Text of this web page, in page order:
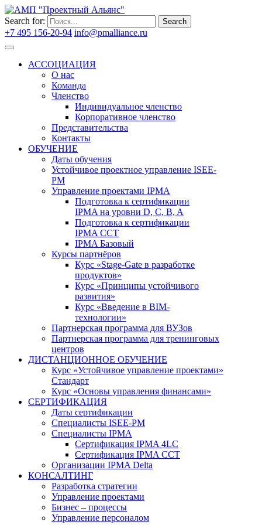
Search for: Search
+7 495 156-20-94 info@pmalliance.ru
АССОЦИАЦИЯ
О нас
Команда
Членство
Индивидуальное членство
Корпоративное членство
Представительства
Контакты
ОБУЧЕНИЕ
Даты обучения
Устойчивое проектное управление ISEE-
PM
Управление проектами IPMA
Подготовка к сертификации
IPMA на уровни D, C, B, A
Подготовка к сертификации
IPMA CCT
IPMA Базовый
Курсы партнёров
Курс «Stage-Gate в разработке
продуктов»
Курс «Принципы устойчивого
развития»
Курс «Введение в BIM-
технологии»
Партнерская программа для ВУЗов
Партнерская программа для тренинговых
центров
ДИСТАНЦИОННОЕ ОБУЧЕНИЕ
Курс «Устойчивое управление проектами»
Стандарт
Курс «Основы управления финансами»
СЕРТИФИКАЦИЯ
Даты сертификации
Специалисты ISEE-PM
Специалисты IPMA
Сертификация IPMA 4LC
Сертификация IPMA CCT
Организации IPMA Delta
КОНСАЛТИНГ
Разработка стратегии
Управление проектами
Бизнес – процессы
Управление персоналом